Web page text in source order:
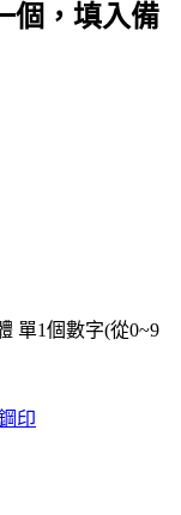
個，填入備
單1個數字(從0~9
印